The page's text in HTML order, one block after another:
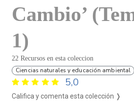
Cambio’
1)
22 Recursos en esta coleccion
Ciencias naturales y educación ambiental
5,0
Califica y comenta esta colección ❭